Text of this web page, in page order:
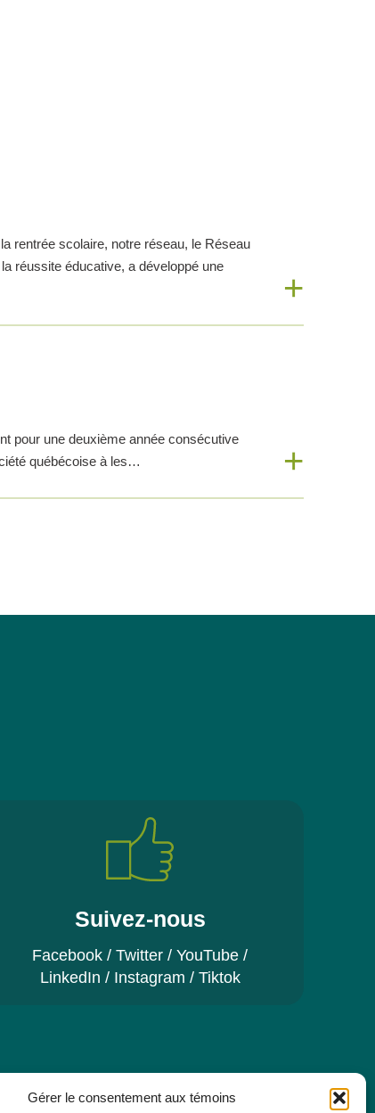
Gérer le consentement aux témoins
rentrée scolaire, notre réseau, le Réseau
réussite éducative, a développé une
pour une deuxième année consécutive
québécoise à les…
Suivez-nous
Facebook / Twitter / YouTube /
LinkedIn / Instagram / Tiktok
recevoir toutes les actualités, les